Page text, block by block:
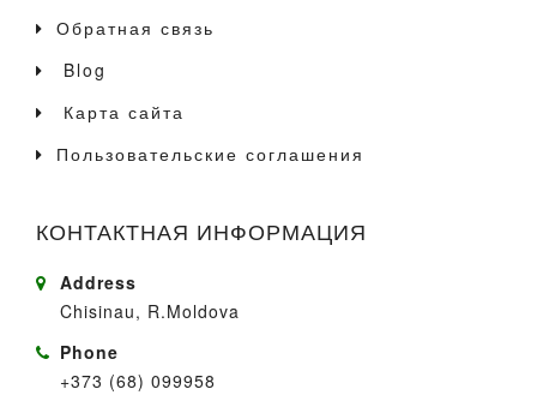
Обратная связь
Blog
Карта сайта
Пользовательские соглашения
КОНТАКТНАЯ ИНФОРМАЦИЯ
Address
Chisinau, R.Moldova
Phone
+373 (68) 099958